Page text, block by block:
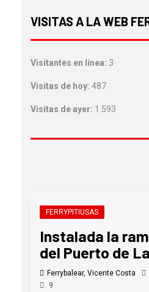
VISITAS A LA WEB
Visitantes en línea: 3
Visitas de hoy: 487
Visitas de ayer: 1.593
FERRYPITIUSAS
Instalada la
del Puerto de
Ferrybalear, Vicente Costa
9